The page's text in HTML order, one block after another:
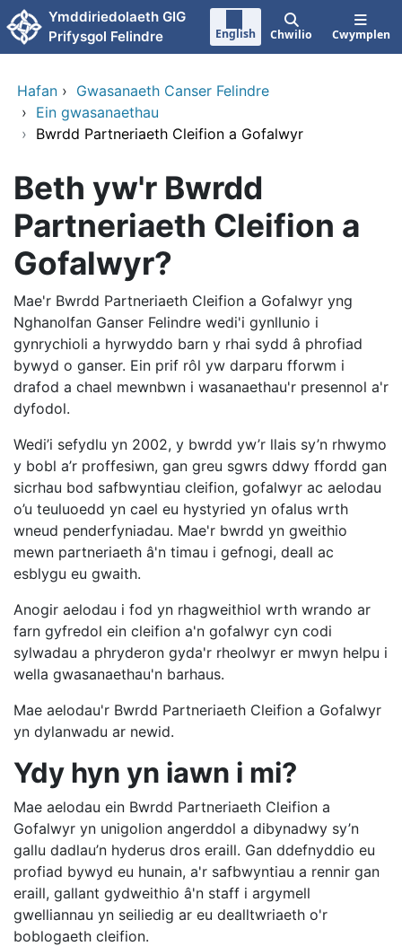
Neidio i'r prif gynnwy
Ymddiriedolaeth GIG
Prifysgol Felindre
English Chwilio Cwymplen
Hafan › Gwasanaeth Canser Felindre
› Ein gwasanaethau
› Bwrdd Partneriaeth Cleifion a Gofalwyr
Beth yw'r Bwrdd
Partneriaeth Cleifion a
Gofalwyr?
Mae'r Bwrdd Partneriaeth Cleifion a Gofalwyr yng
Nghanolfan Ganser Felindre wedi'i gynllunio i
gynrychioli a hyrwyddo barn y rhai sydd â phrofiad
bywyd o ganser. Ein prif rôl yw darparu fforwm i
drafod a chael mewnbwn i wasanaethau'r presennol a'r
dyfodol.
Wedi’i sefydlu yn 2002, y bwrdd yw’r llais sy’n rhwymo
y bobl a’r proffesiwn, gan greu sgwrs ddwy ffordd gan
sicrhau bod safbwyntiau cleifion, gofalwyr ac aelodau
o’u teuluoedd yn cael eu hystyried yn ofalus wrth
wneud penderfyniadau. Mae'r bwrdd yn gweithio
mewn partneriaeth â'n timau i gefnogi, deall ac
esblygu eu gwaith.
Anogir aelodau i fod yn rhagweithiol wrth wrando ar
farn gyfredol ein cleifion a'n gofalwyr cyn codi
sylwadau a phryderon gyda'r rheolwyr er mwyn helpu i
wella gwasanaethau'n barhaus.
Mae aelodau'r Bwrdd Partneriaeth Cleifion a Gofalwyr
yn dylanwadu ar newid.
Ydy hyn yn iawn i mi?
Mae aelodau ein Bwrdd Partneriaeth Cleifion a
Gofalwyr yn unigolion angerddol a dibynadwy sy’n
gallu dadlau’n hyderus dros eraill. Gan ddefnyddio eu
profiad bywyd eu hunain, a'r safbwyntiau a rennir gan
eraill, gallant gydweithio â'n staff i argymell
gwelliannau yn seiliedig ar eu dealltwriaeth o'r
boblogaeth cleifion.